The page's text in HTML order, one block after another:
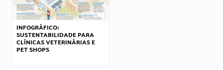
INFOGRÁFICO:
SUSTENTABILIDADE PARA
CLÍNICAS VETERINÁRIAS E
PET SHOPS